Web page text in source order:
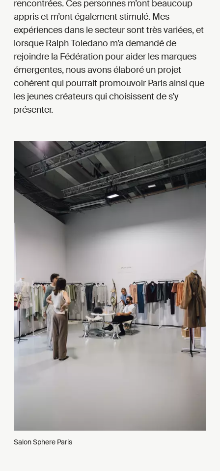
rencontrées. Ces personnes m’ont beaucoup
appris et m’ont également stimulé. Mes
expériences dans le secteur sont très variées, et
lorsque Ralph Toledano m’a demandé de
rejoindre la Fédération pour aider les marques
émergentes, nous avons élaboré un projet
cohérent qui pourrait promouvoir Paris ainsi que
les jeunes créateurs qui choisissent de s’y
présenter.
Salon Sphere Paris